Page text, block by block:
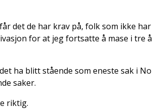
det de har krav på, folk som ikke
for at jeg fortsatte å mase i tre
ha blitt stående som eneste sak i
saker.
riktig.